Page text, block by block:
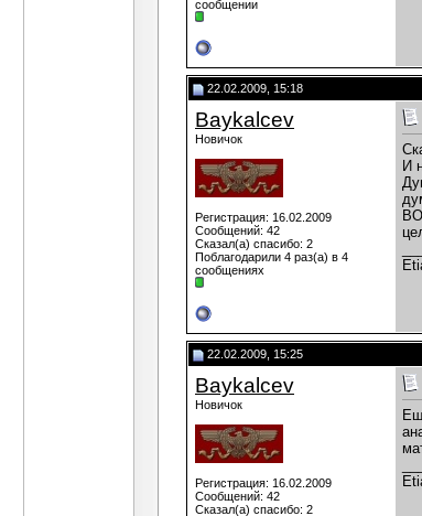
сообщении
22.02.2009, 15:18
Baykalcev
Новичок
Регистрация: 16.02.2009
Сообщений: 42
Сказал(а) спасибо: 2
Поблагодарили 4 раз(а) в 4
сообщениях
И
22.02.2009, 15:25
Baykalcev
Новичок
Регистрация: 16.02.2009
Сообщений: 42
Сказал(а) спасибо: 2